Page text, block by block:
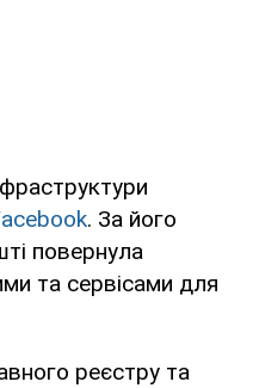
. За його
повернула
та сервісами для
реєстру та